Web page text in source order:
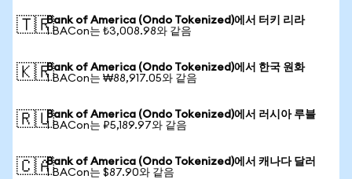
🇹🇷Bank of America (Ondo Tokenized)에서 터키 리라
1 BACon는 ₺3,008.98와 같음
🇰🇷Bank of America (Ondo Tokenized)에서 한국 원화
1 BACon는 ₩88,917.05와 같음
🇷🇺Bank of America (Ondo Tokenized)에서 러시아 루블
1 BACon는 ₽5,189.97와 같음
🇨🇦Bank of America (Ondo Tokenized)에서 캐나다 달러
1 BACon는 $87.90와 같음